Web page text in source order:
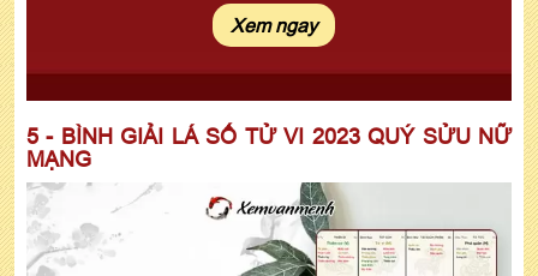
5 - BÌNH GIẢI LÁ SỐ TỬ VI 2023 QUÝ SỬU NỮ
MẠNG